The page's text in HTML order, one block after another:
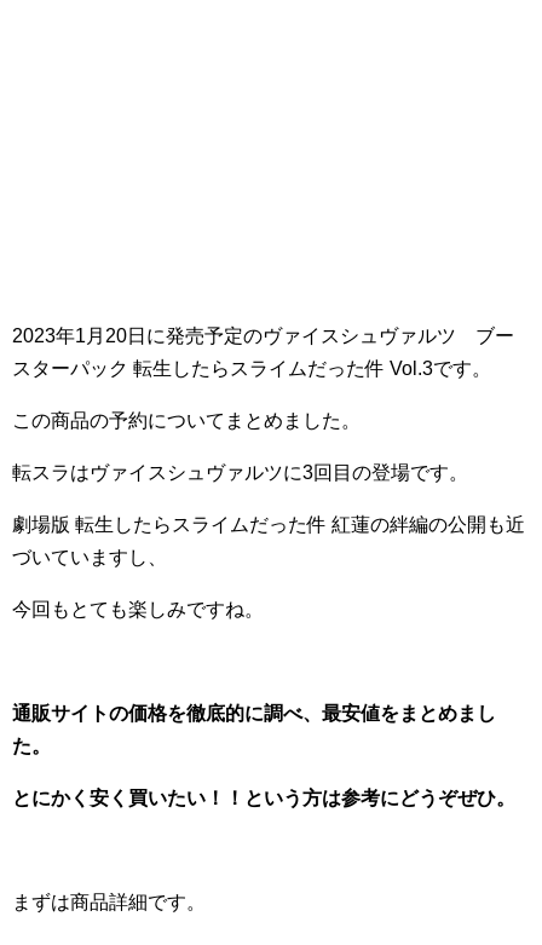
2023年1月20日に発売予定のヴァイスシュヴァルツ ブー
スターパック 転生したらスライムだった件 Vol.3です。
この商品の予約についてまとめました。
転スラはヴァイスシュヴァルツに3回目の登場です。
劇場版 転生したらスライムだった件 紅蓮の絆編の公開も近
づいていますし、
今回もとても楽しみですね。
通販サイトの価格を徹底的に調べ、最安値をまとめまし
た。
とにかく安く買いたい！！という方は参考にどうぞぜひ。
まずは商品詳細です。